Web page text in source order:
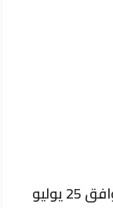
شهدت القاهرة مساء الخميس الموافق 25 يوليو